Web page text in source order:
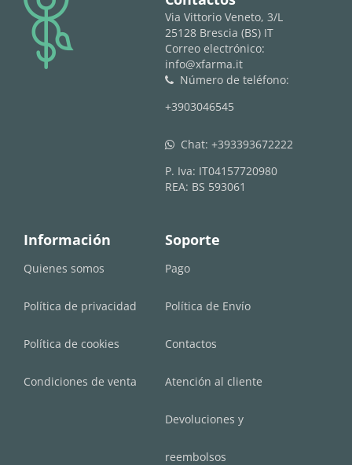
logo
Via Vittorio Veneto, 3/L
25128 Brescia (BS) IT
Correo electrónico:
info@xfarma.it
phone
Número de teléfono:
+3903046545
whatsapp Chat: +393393672222
P. Iva: IT04157720980
REA: BS 593061
Información
Quienes somos
Política de privacidad
Política de cookies
Condiciones de venta
Soporte
Pago
Política de Envío
Contactos
Atención al cliente
Devoluciones y
reembolsos